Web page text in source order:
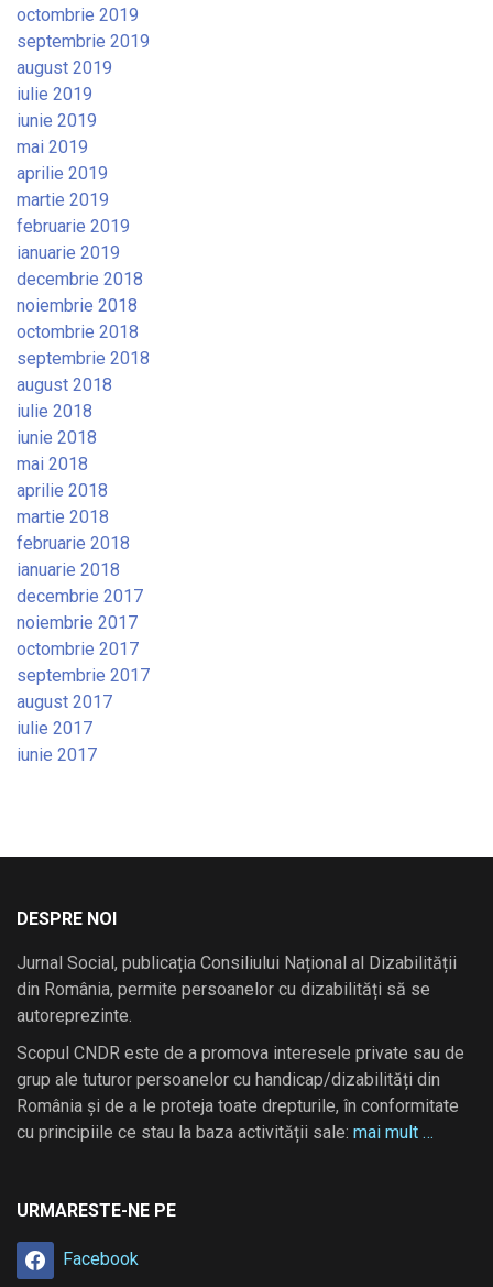
octombrie 2019
septembrie 2019
august 2019
iulie 2019
iunie 2019
mai 2019
aprilie 2019
martie 2019
februarie 2019
ianuarie 2019
decembrie 2018
noiembrie 2018
octombrie 2018
septembrie 2018
august 2018
iulie 2018
iunie 2018
mai 2018
aprilie 2018
martie 2018
februarie 2018
ianuarie 2018
decembrie 2017
noiembrie 2017
octombrie 2017
septembrie 2017
august 2017
iulie 2017
iunie 2017
DESPRE NOI
Jurnal Social, publicația Consiliului Național al Dizabilității
din România, permite persoanelor cu dizabilități să se
autoreprezinte.
Scopul CNDR este de a promova interesele private sau de
grup ale tuturor persoanelor cu handicap/dizabilități din
România și de a le proteja toate drepturile, în conformitate
cu principiile ce stau la baza activității sale: mai mult …
URMARESTE-NE PE
Facebook